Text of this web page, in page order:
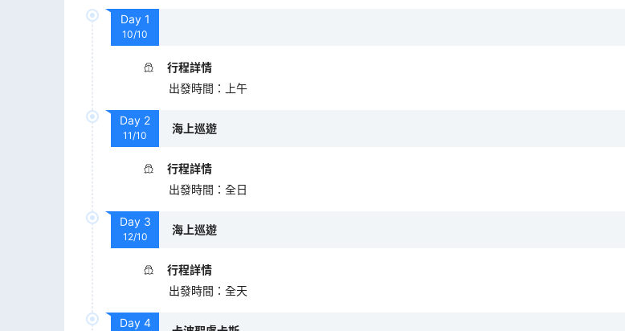
Day 1
10/10
行程詳情
出發時間 ： 上午
Day 2
11/10
海上巡遊
行程詳情
出發時間 ： 全日
Day 3
12/10
海上巡遊
行程詳情
出發時間 ： 全天
Day 4